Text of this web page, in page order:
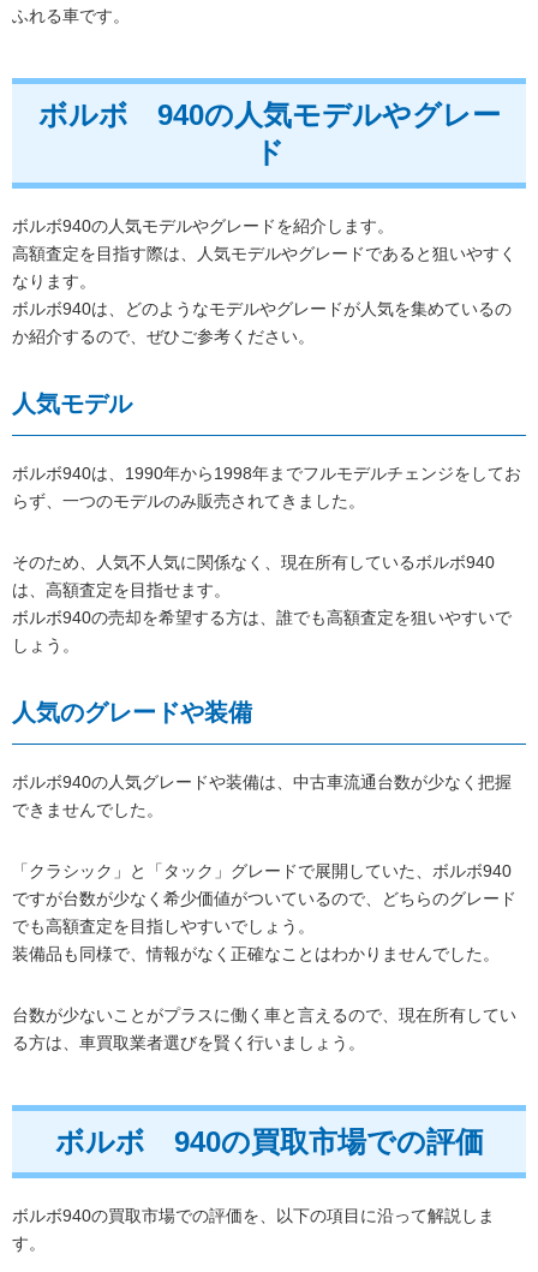
ふれる車です。
ボルボ 940の人気モデルやグレー
ド
ボルボ940の人気モデルやグレードを紹介します。
高額査定を目指す際は、人気モデルやグレードであると狙いやすく
なります。
ボルボ940は、どのようなモデルやグレードが人気を集めているの
か紹介するので、ぜひご参考ください。
人気モデル
ボルボ940は、1990年から1998年までフルモデルチェンジをしてお
らず、一つのモデルのみ販売されてきました。
そのため、人気不人気に関係なく、現在所有しているボルボ940
は、高額査定を目指せます。
ボルボ940の売却を希望する方は、誰でも高額査定を狙いやすいで
しょう。
人気のグレードや装備
ボルボ940の人気グレードや装備は、中古車流通台数が少なく把握
できませんでした。
「クラシック」と「タック」グレードで展開していた、ボルボ940
ですが台数が少なく希少価値がついているので、どちらのグレード
でも高額査定を目指しやすいでしょう。
装備品も同様で、情報がなく正確なことはわかりませんでした。
台数が少ないことがプラスに働く車と言えるので、現在所有してい
る方は、車買取業者選びを賢く行いましょう。
ボルボ 940の買取市場での評価
ボルボ940の買取市場での評価を、以下の項目に沿って解説しま
す。